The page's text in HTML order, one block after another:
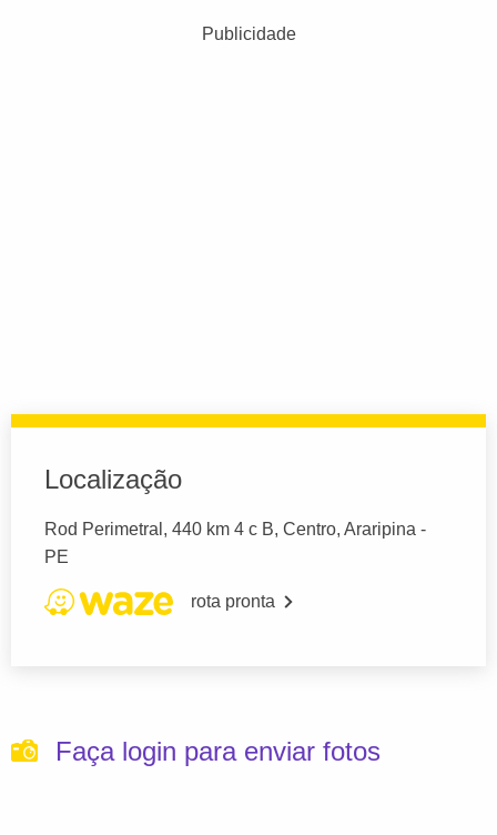
Publicidade
Localização
Rod Perimetral, 440 km 4 c B, Centro, Araripina -
PE
rota pronta
Faça login para enviar fotos